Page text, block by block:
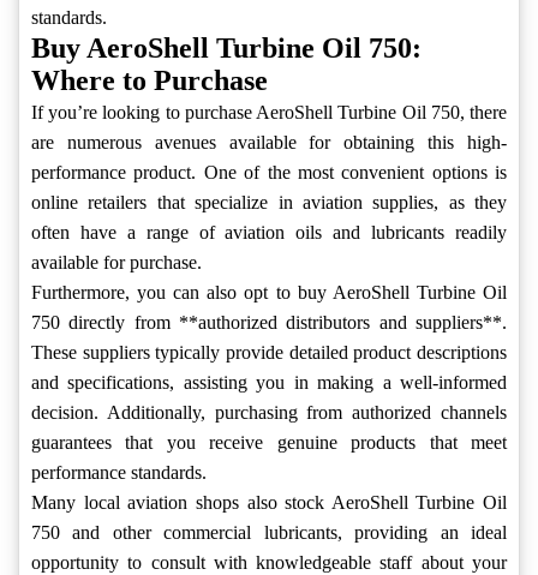
standards.
Buy AeroShell Turbine Oil 750:
Where to Purchase
If you’re looking to purchase AeroShell Turbine Oil 750, there
are numerous avenues available for obtaining this high-
performance product. One of the most convenient options is
online retailers that specialize in aviation supplies, as they
often have a range of aviation oils and lubricants readily
available for purchase.
Furthermore, you can also opt to buy AeroShell Turbine Oil
750 directly from **authorized distributors and suppliers**.
These suppliers typically provide detailed product descriptions
and specifications, assisting you in making a well-informed
decision. Additionally, purchasing from authorized channels
guarantees that you receive genuine products that meet
performance standards.
Many local aviation shops also stock AeroShell Turbine Oil
750 and other commercial lubricants, providing an ideal
opportunity to consult with knowledgeable staff about your